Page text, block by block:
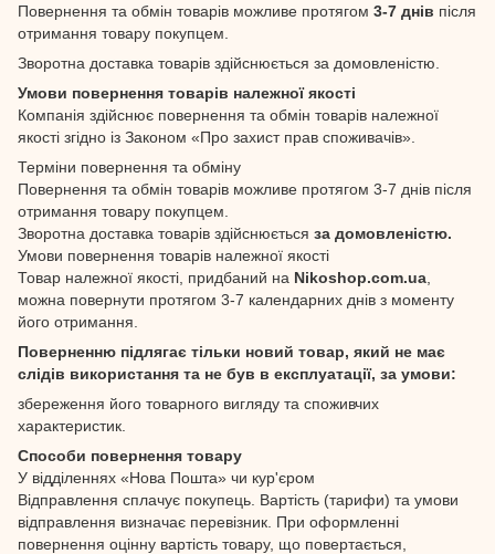
Повернення та обмін товарів можливе протягом 3-7 днів після
отримання товару покупцем.
Зворотна доставка товарів здійснюється за домовленістю.
Умови повернення товарів належної якості
Компанія здійснює повернення та обмін товарів належної
якості згідно із Законом «Про захист прав споживачів».
Терміни повернення та обміну
Повернення та обмін товарів можливе протягом 3-7 днів після
отримання товару покупцем.
Зворотна доставка товарів здійснюється за домовленістю.
Умови повернення товарів належної якості
Товар належної якості, придбаний на Nikoshop.com.ua
можна повернути протягом 3-7 календарних днів з моменту
його отримання.
Поверненню підлягає тільки новий товар, який не має
слідів використання та не був в експлуатації, за умови:
збереження його товарного вигляду та споживчих
характеристик.
Способи повернення товару
У відділеннях «Нова Пошта» чи кур'єром
Відправлення сплачує покупець. Вартість (тарифи) та умови
відправлення визначає перевізник. При оформленні
повернення оцінну вартість товару, що повертається,